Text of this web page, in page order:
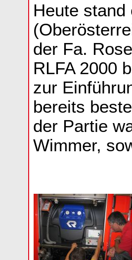
Heute stand
der Fa.
RLFA 2000
zur
bereits
der Partie
Wimmer,